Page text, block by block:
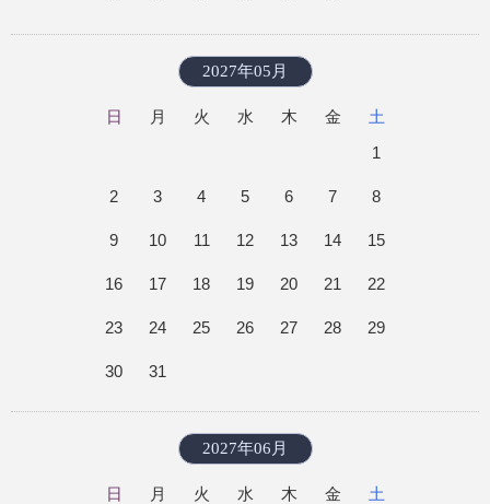
2027年05月
日 月 火 水 木 金
土
1
2 3 4 5 6 7 8
9 10 11 12 13 14 15
16 17 18 19 20 21 22
23 24 25 26 27 28 29
30 31
2027年06月
日 月 火 水 木 金
土